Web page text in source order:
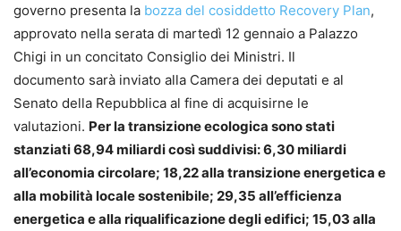
governo presenta la bozza del cosiddetto Recovery Plan,
approvato nella serata di martedì 12 gennaio a Palazzo
Chigi in un concitato Consiglio dei Ministri. Il
documento sarà inviato alla Camera dei deputati e al
Senato della Repubblica al fine di acquisirne le
valutazioni. Per la transizione ecologica sono stati
stanziati 68,94 miliardicosì suddivisi: 6,30 miliardi
all’economia circolare; 18,22 alla transizione energetica e
alla mobilità locale sostenibile; 29,35 all’efficienza
energetica e alla riqualificazione degli edifici; 15,03 alla